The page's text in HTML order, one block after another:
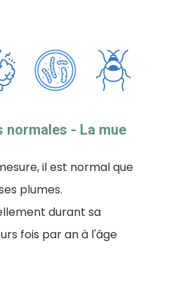
normales - La mue
il est normal que
plumes.
durant sa
fois par an à l'âge